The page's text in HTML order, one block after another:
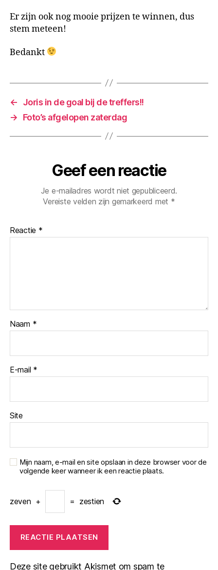
Er zijn ook nog mooie prijzen te winnen, dus
stem meteen!
Bedankt
←
Joris in de goal bij de treffers!!
→
Foto’s afgelopen zaterdag
Geef een reactie
Je e-mailadres wordt niet gepubliceerd.
Vereiste velden zijn gemarkeerd met *
Reactie *
Naam *
E-mail *
Site
Mijn naam, e-mail en site opslaan in deze browser voor de
volgende keer wanneer ik een reactie plaats.
zeven + = zestien
Deze site gebruikt Akismet om spam te